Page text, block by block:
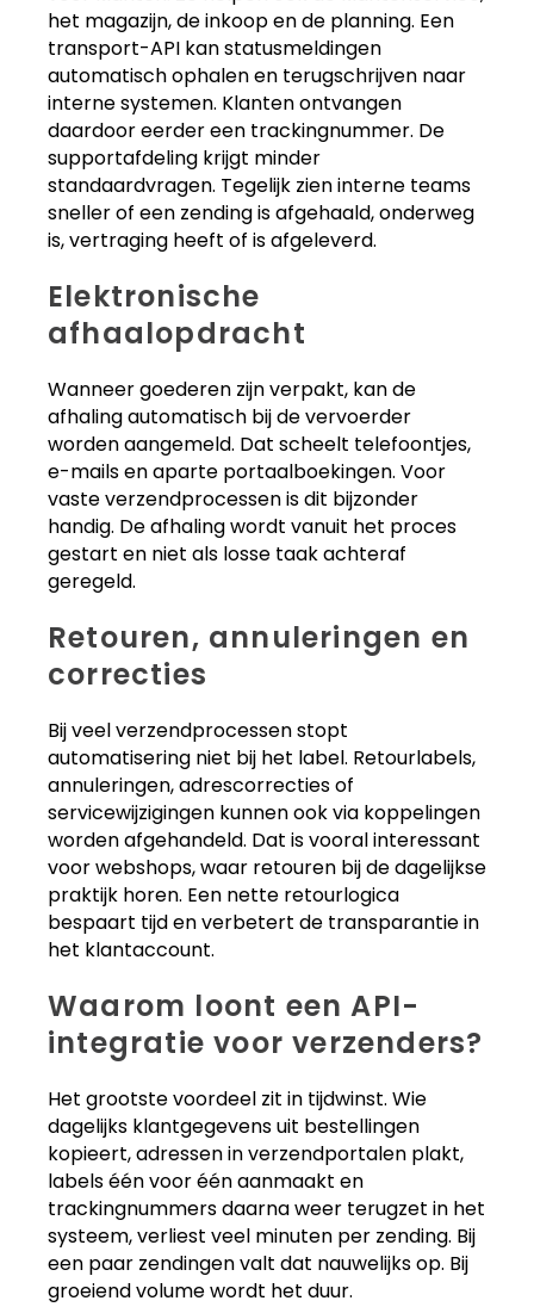
het magazijn, de inkoop en de planning. Een
transport-API kan statusmeldingen
automatisch ophalen en terugschrijven naar
interne systemen. Klanten ontvangen
daardoor eerder een trackingnummer. De
supportafdeling krijgt minder
standaardvragen. Tegelijk zien interne teams
sneller of een zending is afgehaald, onderweg
is, vertraging heeft of is afgeleverd.
Elektronische
afhaalopdracht
Wanneer goederen zijn verpakt, kan de
afhaling automatisch bij de vervoerder
worden aangemeld. Dat scheelt telefoontjes,
e-mails en aparte portaalboekingen. Voor
vaste verzendprocessen is dit bijzonder
handig. De afhaling wordt vanuit het proces
gestart en niet als losse taak achteraf
geregeld.
Retouren, annuleringen en
correcties
Bij veel verzendprocessen stopt
automatisering niet bij het label. Retourlabels,
annuleringen, adrescorrecties of
servicewijzigingen kunnen ook via koppelingen
worden afgehandeld. Dat is vooral interessant
voor webshops, waar retouren bij de dagelijkse
praktijk horen. Een nette retourlogica
bespaart tijd en verbetert de transparantie in
het klantaccount.
Waarom loont een API-
integratie voor verzenders?
Het grootste voordeel zit in tijdwinst. Wie
dagelijks klantgegevens uit bestellingen
kopieert, adressen in verzendportalen plakt,
labels één voor één aanmaakt en
trackingnummers daarna weer terugzet in het
systeem, verliest veel minuten per zending. Bij
een paar zendingen valt dat nauwelijks op. Bij
groeiend volume wordt het duur.